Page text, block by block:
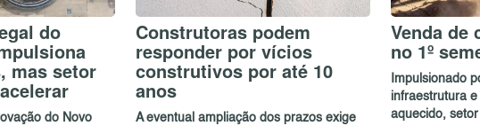
do
mas setor
do Novo
Construtoras podem
responder por vícios
construtivos por até 10
anos
A eventual ampliação dos prazos exige
Venda de
no 1º
Impulsionado
infraestrutura
aquecido,